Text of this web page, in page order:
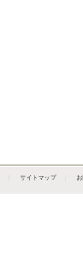
サイトマップ｜